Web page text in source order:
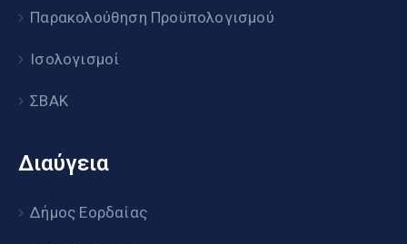
Παρακολούθηση Προϋπολογισμού
Ισολογισμοί
ΣΒΑΚ
Διαύγεια
Δήμος Εορδαίας